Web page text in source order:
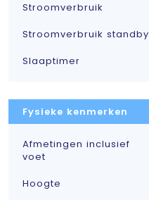
Stroomverbruik
Stroomverbruik standby
Slaaptimer
Fysieke kenmerken
Afmetingen inclusief
voet
Hoogte